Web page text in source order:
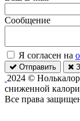
Сообщение
Я согласен на
Отправить
2024 ©
сниженной
Все права